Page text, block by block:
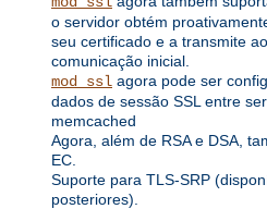
o servidor obtém
seu certificado e a transmite
comunicação inicial.
mod_ssl agora pode ser
dados de sessão SSL entre
memcached
Agora, além de RSA e DSA,
EC.
Suporte para TLS-SRP
posteriores).